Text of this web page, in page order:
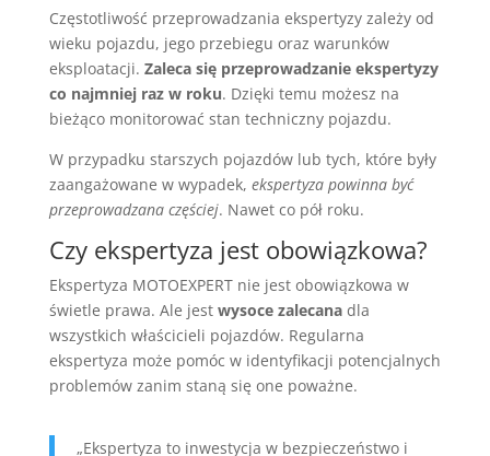
Częstotliwość przeprowadzania ekspertyzy zależy od
wieku pojazdu, jego przebiegu oraz warunków
eksploatacji. Zaleca się przeprowadzanie ekspertyzy
co najmniej raz w roku. Dzięki temu możesz na
bieżąco monitorować stan techniczny pojazdu.
W przypadku starszych pojazdów lub tych, które były
zaangażowane w wypadek, ekspertyza powinna być
przeprowadzana częściej. Nawet co pół roku.
Czy ekspertyza jest obowiązkowa?
Ekspertyza MOTOEXPERT nie jest obowiązkowa w
świetle prawa. Ale jest wysoce zalecanadla
wszystkich właścicieli pojazdów. Regularna
ekspertyza może pomóc w identyfikacji potencjalnych
problemów zanim staną się one poważne.
„Ekspertyza to inwestycja w bezpieczeństwo i